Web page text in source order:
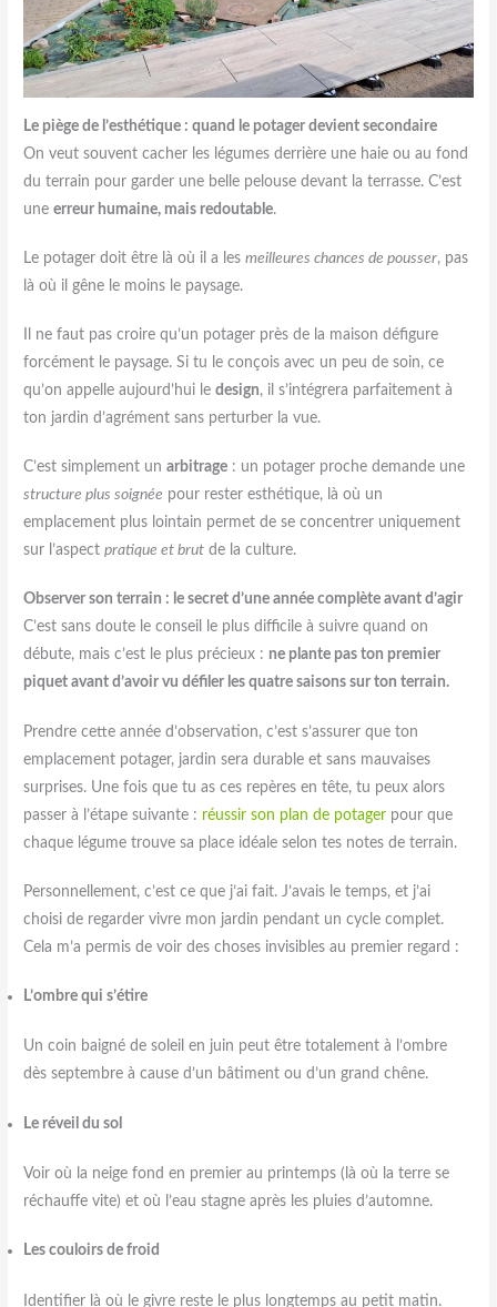
Le piège de l’esthétique : quand le potager devient secondaire
On veut souvent cacher les légumes derrière une haie ou au fond
du terrain pour garder une belle pelouse devant la terrasse. C’est
uneerreur humaine, mais redoutable.
Le potager doit être là où il a lesmeilleures chances de pousser, pas
là où il gêne le moins le paysage.
Il ne faut pas croire qu’un potager près de la maison défigure
forcément le paysage. Si tu le conçois avec un peu de soin, ce
qu’on appelle aujourd’hui ledesign, il s’intégrera parfaitement à
ton jardin d’agrément sans perturber la vue.
C’est simplement unarbitrage : un potager proche demande une
structure plus soignée pour rester esthétique, là où un
emplacement plus lointain permet de se concentrer uniquement
sur l’aspectpratique et brut de la culture.
Observer son terrain : le secret d’une année complète avant d’agir
C’est sans doute le conseil le plus difficile à suivre quand on
débute, mais c’est le plus précieux : ne plante pas ton premier
piquet avant d’avoir vu défiler les quatre saisons sur ton terrain.
Prendre cette année d’observation, c’est s’assurer que ton
emplacement potager, jardin sera durable et sans mauvaises
surprises. Une fois que tu as ces repères en tête, tu peux alors
passer à l’étape suivante : réussir son plan de potager pour que
chaque légume trouve sa place idéale selon tes notes de terrain.
Personnellement, c’est ce que j’ai fait. J’avais le temps, et j’ai
choisi de regarder vivre mon jardin pendant un cycle complet.
Cela m’a permis de voir des choses invisibles au premier regard :
L’ombre qui s’étire
Un coin baigné de soleil en juin peut être totalement à l’ombre
dès septembre à cause d’un bâtiment ou d’un grand chêne.
Le réveil du sol
Voir où la neige fond en premier au printemps (là où la terre se
réchauffe vite) et où l’eau stagne après les pluies d’automne.
Les couloirs de froid
Identifier là où le givre reste le plus longtemps au petit matin.